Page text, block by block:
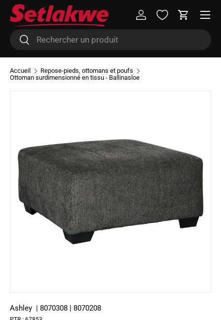
Aller au contenu
Recherche
Rechercher
Se connecterPanier
Menu
Accueil
Repose-pieds, ottomans et poufs
Ottoman surdimensionné en tissu - Ballinasloe
Ashley | 8070308 | 8070208